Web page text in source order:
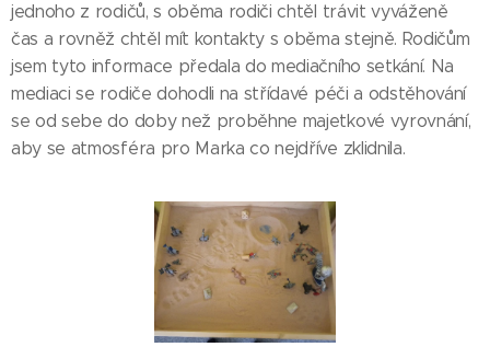
jednoho z rodičů, s oběma rodiči chtěl trávit vyváženě
čas a rovněž chtěl mít kontakty s oběma stejně. Rodičům
jsem tyto informace předala do mediačního setkání. Na
mediaci se rodiče dohodli na střídavé péči a odstěhování
se od sebe do doby než proběhne majetkové vyrovnání,
aby se atmosféra pro Marka co nejdříve zklidnila.